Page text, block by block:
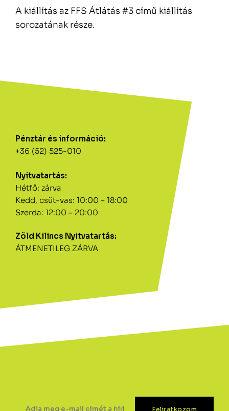
Pénztár és információ:
+36 (52) 525-010
Nyitvatartás:
Hétfő: zárva
Kedd, csüt-vas: 10:00 – 18:00
Szerda: 12:00 – 20:00
Zöld Kilincs Nyitvatartás:
ÁTMENETILEG ZÁRVA
A kiállítás az FFS Átlátás #3 című kiállítás
sorozatának része.